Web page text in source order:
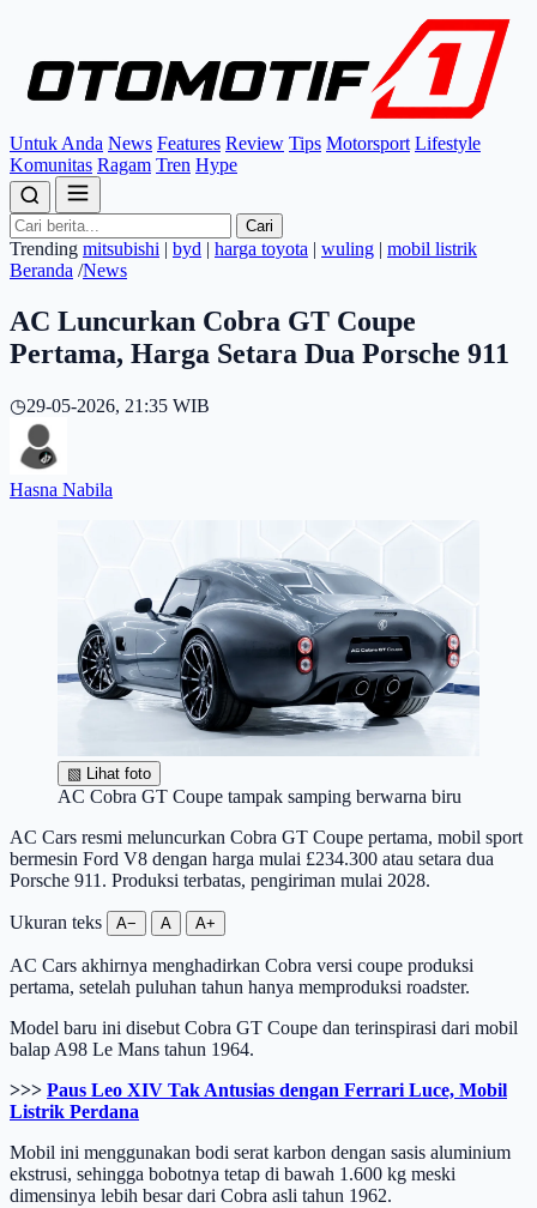
Untuk Anda News Features Review Tips Motorsport Lifestyle
Komunitas Ragam Tren Hype
Cari
Trending mitsubishi | byd | harga toyota | wuling | mobil listrik
Beranda /News
AC Luncurkan Cobra GT Coupe
Pertama, Harga Setara Dua Porsche 911
◷29-05-2026, 21:35 WIB
Hasna Nabila
▧ Lihat foto
AC Cobra GT Coupe tampak samping berwarna biru
AC Cars resmi meluncurkan Cobra GT Coupe pertama, mobil sport
bermesin Ford V8 dengan harga mulai £234.300 atau setara dua
Porsche 911. Produksi terbatas, pengiriman mulai 2028.
Ukuran teks A− A A+
AC Cars akhirnya menghadirkan Cobra versi coupe produksi
pertama, setelah puluhan tahun hanya memproduksi roadster.
Model baru ini disebut Cobra GT Coupe dan terinspirasi dari mobil
balap A98 Le Mans tahun 1964.
>>> Paus Leo XIV Tak Antusias dengan Ferrari Luce, Mobil
Listrik Perdana
Mobil ini menggunakan bodi serat karbon dengan sasis aluminium
ekstrusi, sehingga bobotnya tetap di bawah 1.600 kg meski
dimensinya lebih besar dari Cobra asli tahun 1962.